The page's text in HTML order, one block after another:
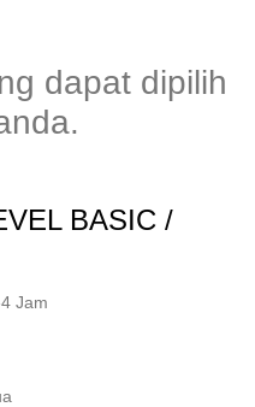
dapat dipilih
BASIC /
Jam